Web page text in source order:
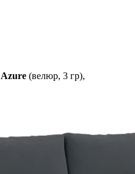
Azure (велюр, 3 гр),